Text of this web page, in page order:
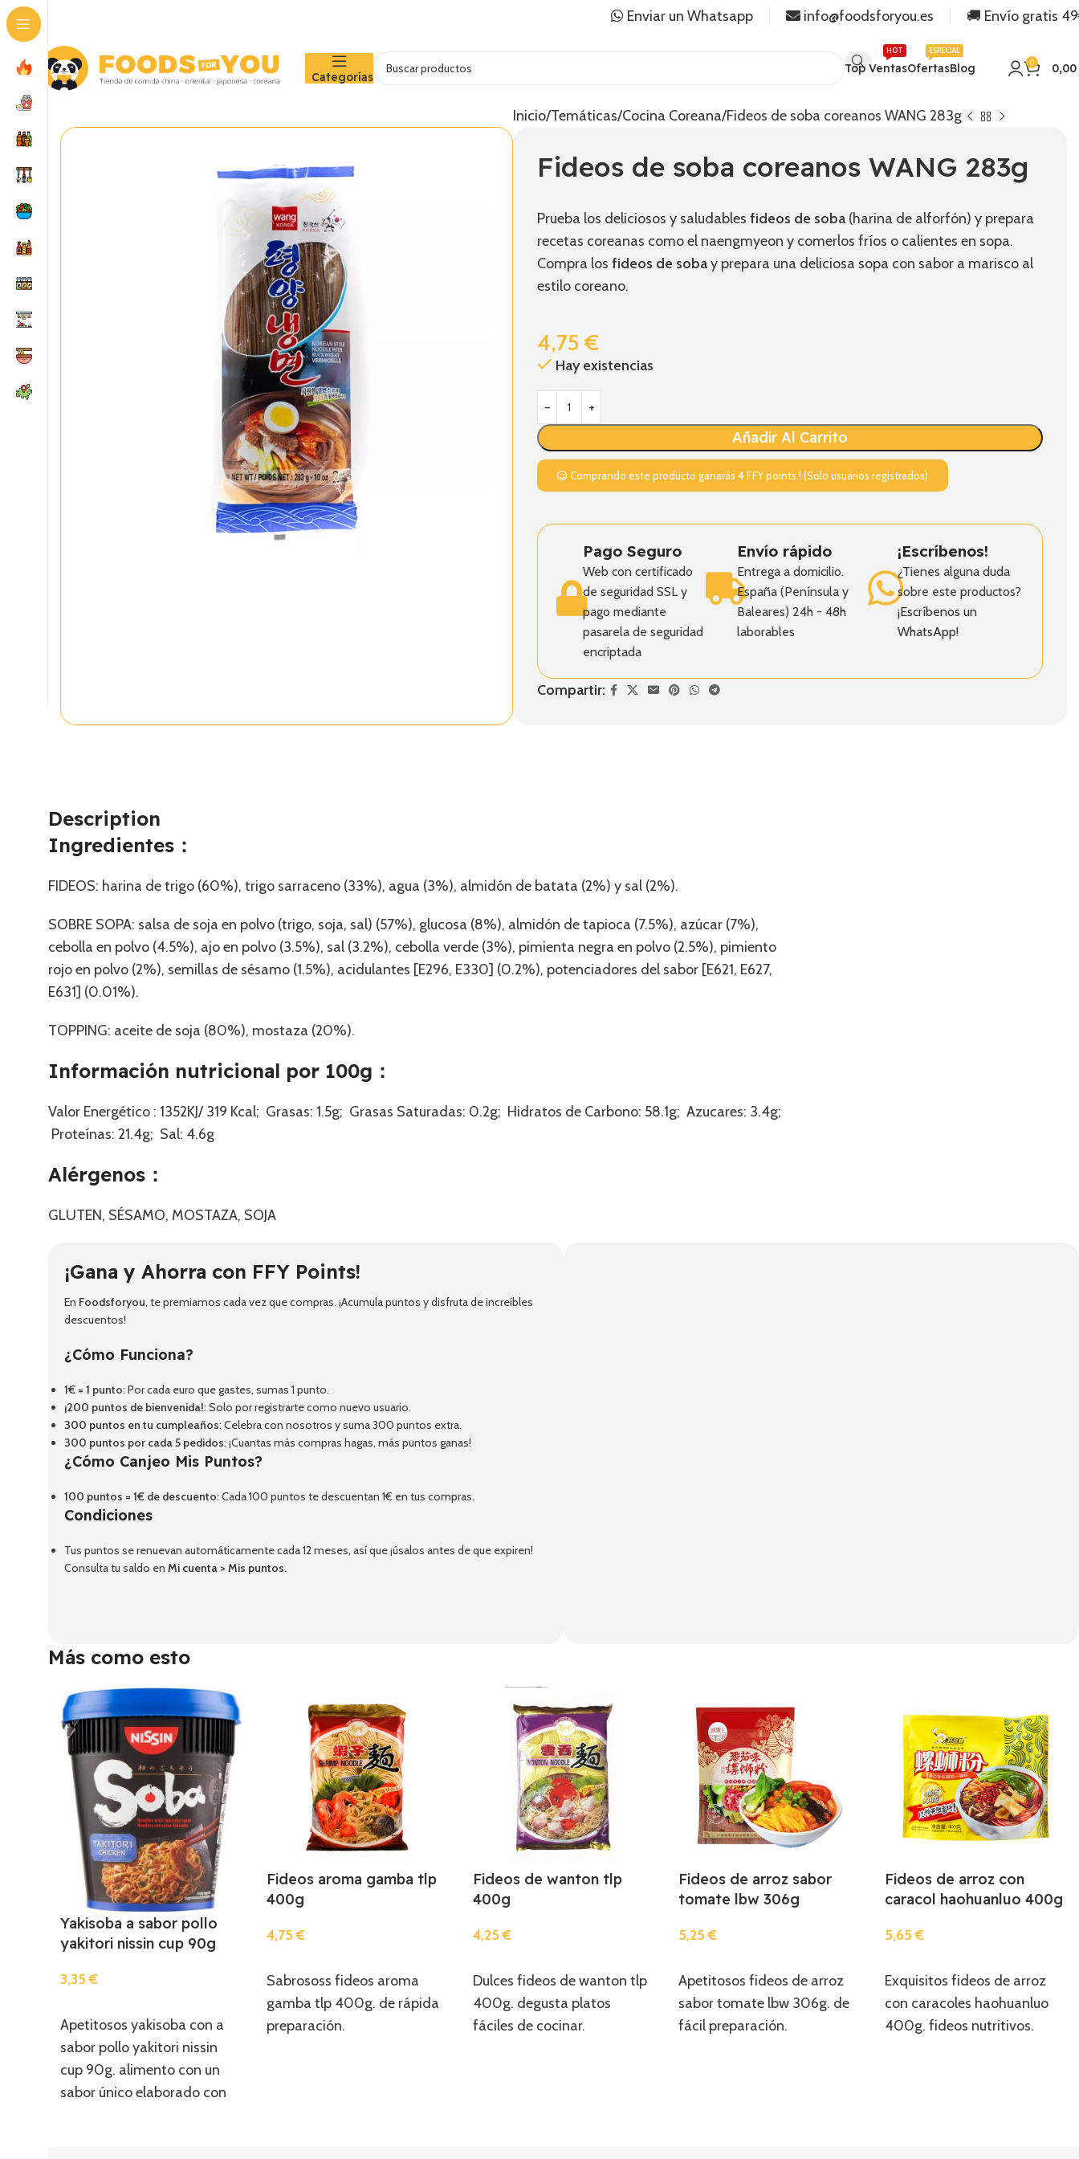
Enviar un Whatsapp info@foodsforyou.es 🚚 Envío gratis
Categorías
Top Ventas
HOT
Ofertas
ESPECIAL
Blog 0 0,00
Inicio Temáticas Cocina Coreana Fideos de soba coreanos WANG 283g
Fideos de soba coreanos WANG 283g
Prueba los deliciosos y saludablesfideos de soba (harina de alforfón) y prepara
recetas coreanas como el naengmyeon y comerlos fríos o calientes en sopa.
Compra losfideos de sobay prepara una deliciosa sopa con sabor a marisco al
estilo coreano.
4,75€
Hay existencias
Añadir Al Carrito
Comprando este producto ganarás4FFY points ! (Solo usuarios registrados)
Pago Seguro
Web con certificado
de seguridad SSL y
pago mediante
pasarela de seguridad
encriptada
Envío rápido
Entrega a domicilio.
España (Península y
Baleares) 24h - 48h
laborables
¡Escríbenos!
¿Tienes alguna duda
sobre este productos?
¡Escríbenos un
WhatsApp!
Compartir:
Description
Ingredientes：
FIDEOS: harina de trigo (60%), trigo sarraceno (33%), agua (3%), almidón de batata (2%) y sal (2%).
SOBRE SOPA: salsa de soja en polvo (trigo, soja, sal) (57%), glucosa (8%), almidón de tapioca (7.5%), azúcar (7%),
cebolla en polvo (4.5%), ajo en polvo (3.5%), sal (3.2%), cebolla verde (3%), pimienta negra en polvo (2.5%), pimiento
rojo en polvo (2%), semillas de sésamo (1.5%), acidulantes [E296, E330] (0.2%), potenciadores del sabor [E621, E627,
E631] (0.01%).
TOPPING: aceite de soja (80%), mostaza (20%).
Información nutricional por 100g：
Valor Energético : 1352KJ/ 319 Kcal; Grasas: 1.5g; Grasas Saturadas: 0.2g; Hidratos de Carbono: 58.1g; Azucares: 3.4g;
Proteínas: 21.4g; Sal: 4.6g
Alérgenos：
GLUTEN, SÉSAMO, MOSTAZA, SOJA
¡Gana y Ahorra con FFY Points!
En Foodsforyou, te premiamos cada vez que compras. ¡Acumula puntos y disfruta de increíbles
descuentos!
¿Cómo Funciona?
1€ = 1 punto: Por cada euro que gastes, sumas 1 punto.
¡200 puntos de bienvenida!: Solo por registrarte como nuevo usuario.
300 puntos en tu cumpleaños: Celebra con nosotros y suma 300 puntos extra.
300 puntos por cada 5 pedidos: ¡Cuantas más compras hagas, más puntos ganas!
¿Cómo Canjeo Mis Puntos?
100 puntos = 1€ de descuento: Cada 100 puntos te descuentan 1€ en tus compras.
Condiciones
Tus puntos se renuevan automáticamente cada 12 meses, así que ¡úsalos antes de que expiren!
Consulta tu saldo en Mi cuenta > Mis puntos.
Más como esto
Yakisoba a sabor pollo
yakitori nissin cup 90g
3,35€
Apetitosos yakisoba con a
sabor pollo yakitori nissin
cup 90g. alimento con un
sabor único elaborado con
Fideos aroma gamba tlp
400g
4,75€
Sabrososs fideos aroma
gamba tlp 400g. de rápida
preparación.
Fideos de wanton tlp
400g
4,25€
Dulces fideos de wanton tlp
400g. degusta platos
fáciles de cocinar.
Fideos de arroz sabor
tomate lbw 306g
5,25€
Apetitosos fideos de arroz
sabor tomate lbw 306g. de
fácil preparación.
Fideos de arroz con
caracol haohuanluo 400g
5,65€
Exquisitos fideos de arroz
con caracoles haohuanluo
400g. fideos nutritivos.